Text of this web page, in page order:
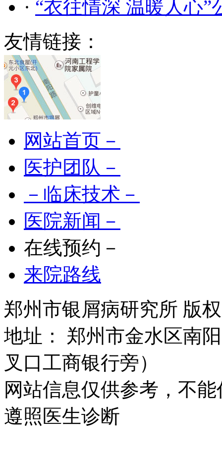
· “衣往情深 温暖人心”
友情链接：
网站首页－
医护团队－
－临床技术－
医院新闻－
在线预约－
来院路线
郑州市银屑病研究所 版
地址： 郑州市金水区南
叉口工商银行旁）
网站信息仅供参考，不
遵照医生诊断